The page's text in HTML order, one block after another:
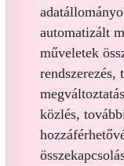
automatizált
műveletek
rendszerezés,
közlés,